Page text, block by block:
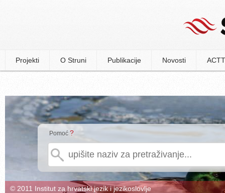
Projekti O Struni Publikacije Novosti
Pomoć ?
© 2011 Institut za hrvatski jezik i jezikoslovlje